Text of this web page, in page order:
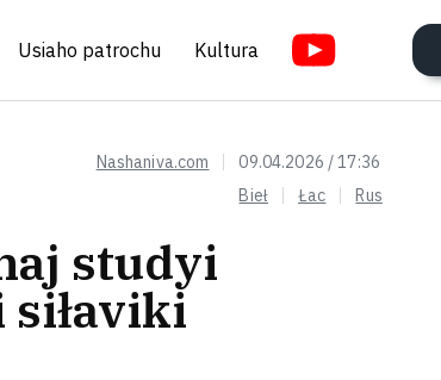
Usiaho patrochu Kultura
Nashaniva.com
09.04.2026 / 17:36
Bieł
Łac Rus
studyi